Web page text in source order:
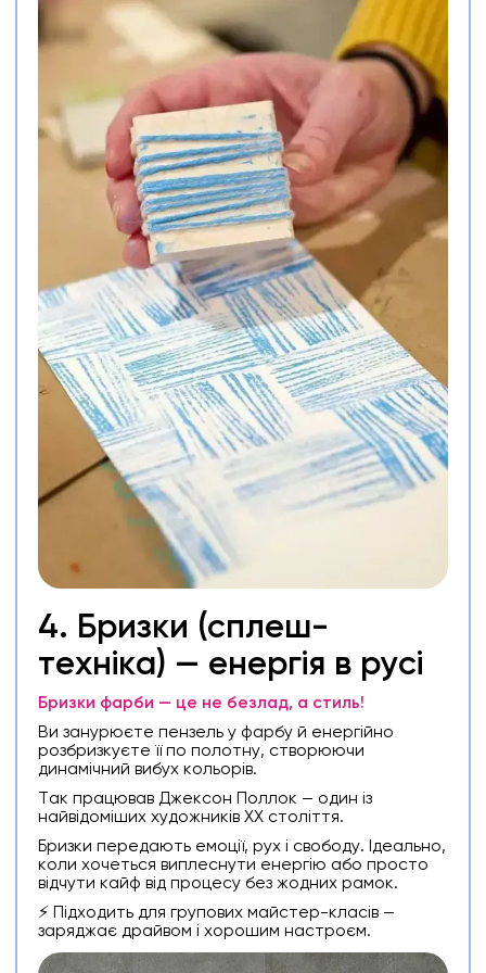
4. Бризки (сплеш-
техніка) — енергія в русі
Бризки фарби — це не безлад, а стиль!
Ви занурюєте пензель у фарбу й енергійно
розбризкуєте її по полотну, створюючи
динамічний вибух кольорів.
Так працював Джексон Поллок — один із
найвідоміших художників ХХ століття.
Бризки передають емоції, рух і свободу. Ідеально,
коли хочеться виплеснути енергію або просто
відчути кайф від процесу без жодних рамок.
⚡ Підходить для групових майстер-класів —
заряджає драйвом і хорошим настроєм.